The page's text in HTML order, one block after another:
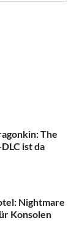
The
ist da
Nightmare
Konsolen